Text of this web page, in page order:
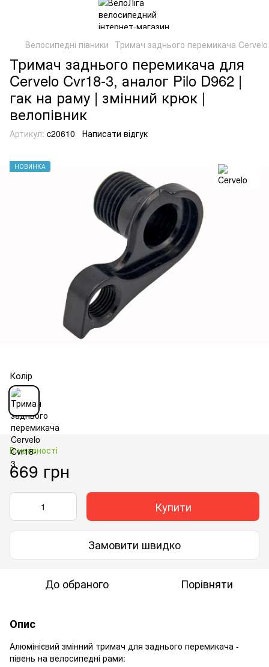
Велосипедні півники Тримач заднього перемикача
Тримач заднього перемикача для
Cervelo Cvr18-3, аналог Pilo D962 |
гак на раму | змінний крюк |
велопівник
Артикул: c20610 Написати відгук
НОВИНКА
Колір
В наявності
669 грн
Купити
Замовити швидко
До обраного Порівняти
Опис
Алюмінієвий змінний тримач для заднього перемикача -
півень на велосипедні рами: